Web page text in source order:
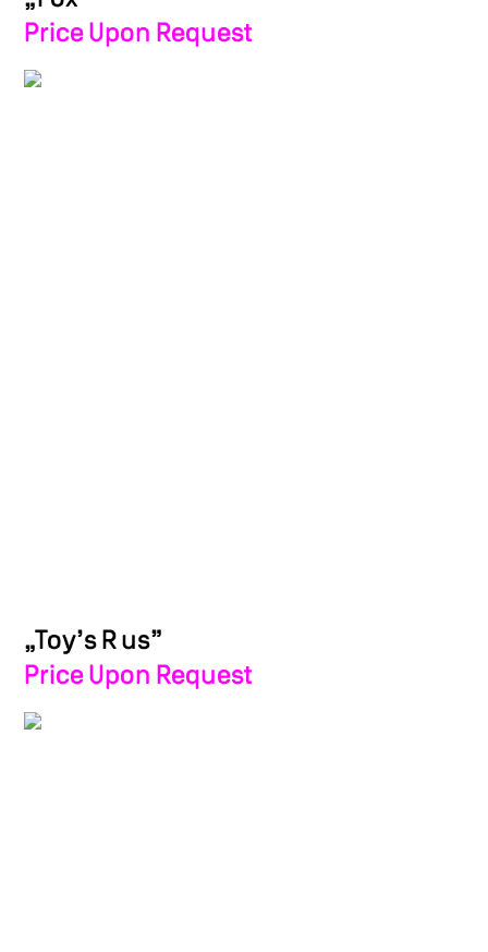
Price Upon Request
„Toy’s R us”
Price Upon Request